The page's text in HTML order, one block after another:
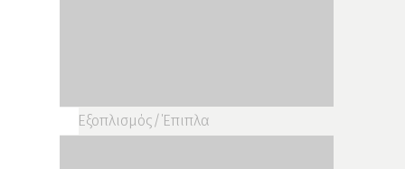
Εξοπλισμός/΄Επιπλα